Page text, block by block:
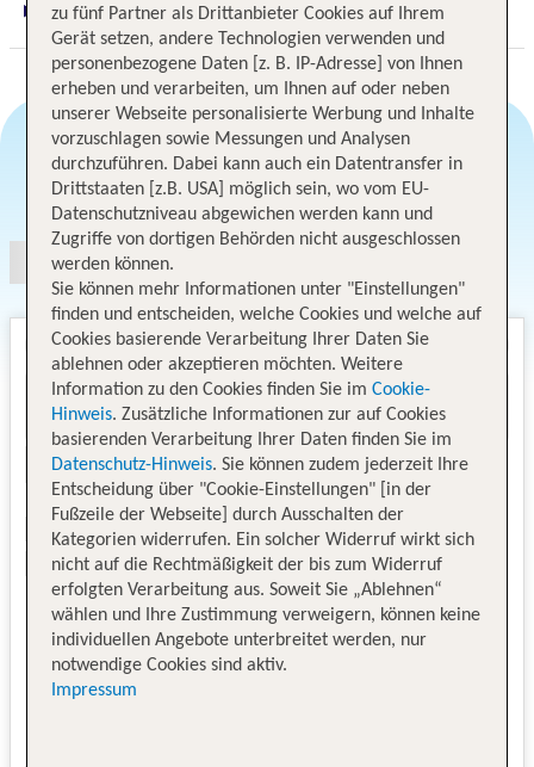
Digitaler und telefonischer 24/7 TUI Service
Angebotsauswahl
zu fünf Partner als Drittanbieter Cookies auf Ihrem
Gerät setzen, andere Technologien verwenden und
personenbezogene Daten [z. B. IP-Adresse] von Ihnen
erheben und verarbeiten, um Ihnen auf oder neben
unserer Webseite personalisierte Werbung und Inhalte
vorzuschlagen sowie Messungen und Analysen
durchzuführen. Dabei kann auch ein Datentransfer in
Drittstaaten [z.B. USA] möglich sein, wo vom EU-
Datenschutzniveau abgewichen werden kann und
Zugriffe von dortigen Behörden nicht ausgeschlossen
werden können.
Sie können mehr Informationen unter "Einstellungen"
finden und entscheiden, welche Cookies und welche auf
Cookies basierende Verarbeitung Ihrer Daten Sie
ablehnen oder akzeptieren möchten. Weitere
Information zu den Cookies finden Sie im Cookie-
Hinweis. Zusätzliche Informationen zur auf Cookies
basierenden Verarbeitung Ihrer Daten finden Sie im
Datenschutz-Hinweis. Sie können zudem jederzeit Ihre
Entscheidung über "Cookie-Einstellungen" [in der
Fußzeile der Webseite] durch Ausschalten der
Kategorien widerrufen. Ein solcher Widerruf wirkt sich
nicht auf die Rechtmäßigkeit der bis zum Widerruf
erfolgten Verarbeitung aus. Soweit Sie „Ablehnen“
wählen und Ihre Zustimmung verweigern, können keine
individuellen Angebote unterbreitet werden, nur
notwendige Cookies sind aktiv.
Impressum